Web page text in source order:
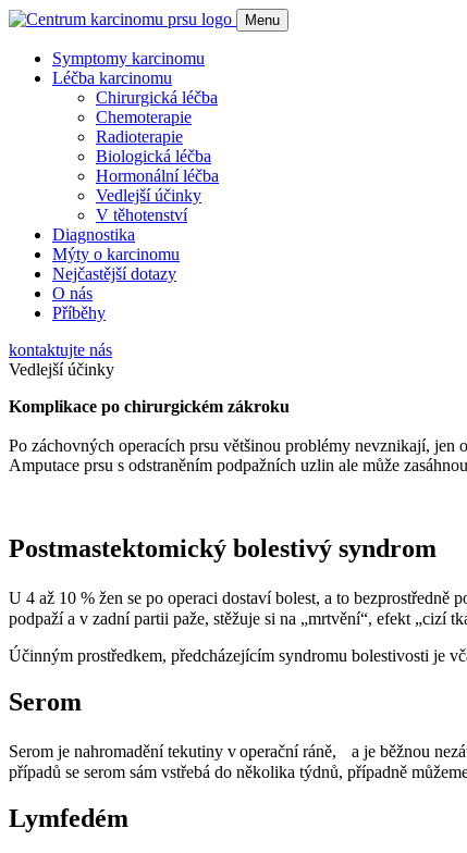
Menu
Symptomy karcinomu
Léčba karcinomu
Chirurgická léčba
Chemoterapie
Radioterapie
Biologická léčba
Hormonální léčba
Vedlejší účinky
V těhotenství
Diagnostika
Mýty o karcinomu
Nejčastější dotazy
O nás
Příběhy
kontaktujte nás
Vedlejší účinky
Komplikace po chirurgickém zákroku
Po záchovných operacích prsu většinou problémy nevznikají, jen
Amputace prsu s odstraněním podpažních uzlin ale může
Postmastektomický bolestivý syndrom
U 4 až 10 % žen se po operaci dostaví bolest, a to
podpaží a v zadní partii paže, stěžuje si na „mrtvění“, efekt „cizí
Účinným prostředkem, předcházejícím syndromu bolestivosti je
Serom
Serom je nahromadění tekutiny v operační ráně, a je běžnou
případů se serom sám vstřebá do několika týdnů, případně
Lymfedém